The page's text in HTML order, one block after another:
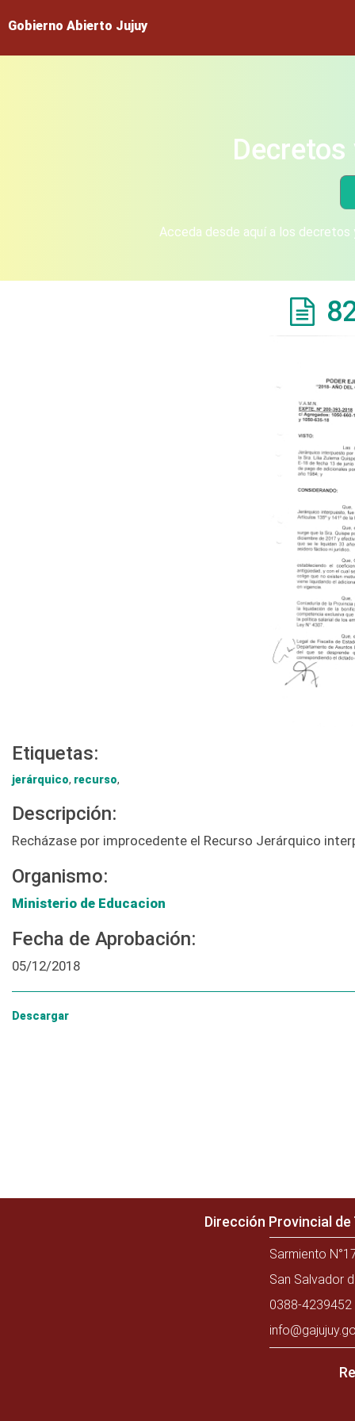
Gobierno Abierto Jujuy
Acceda desde aquí a los
Etiquetas:
jerárquico, recurso,
Descripción:
Recházase por improcedente el Recurso Jerárquico
Organismo:
Ministerio de Educacion
Fecha de Aprobación:
05/12/2018
Descargar
Dirección Provincial
Sarmiento
San Salvador
0388-